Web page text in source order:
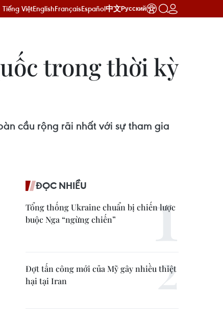
Tiếng ViệtEnglishFrançaisEspañol中文Русский
trong thời kỳ
cầu rộng rãi nhất với sự tham gia
ĐỌC NHIỀU
Tổng thống Ukraine chuẩn bị chiến lược
buộc Nga “ngừng chiến”
Đợt tấn công mới của Mỹ gây nhiều thiệt
hại tại Iran